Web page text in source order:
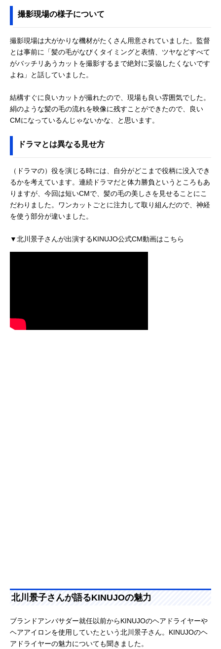
撮影現場の様子について
撮影現場は大がかりな機材がたくさん用意されていました。監督
とは事前に「髪の毛がなびくタイミングと表情、ツヤなどすべて
がバッチリあうカットを撮影するまで絶対に妥協したくないです
よね」と話していました。
結構すぐに良いカットが撮れたので、現場も良い雰囲気でした。
絹のような髪の毛の流れを映像に残すことができたので、良い
CMになっているんじゃないかな、と思います。
ドラマとは異なる見せ方
（ドラマの）役を演じる時には、自分がどこまで役柄に没入でき
るかを考えています。連続ドラマだと体力勝負というところもあ
りますが、今回は短いCMで、髪の毛の美しさを見せることにこ
だわりました。ワンカットごとに注力して取り組んだので、神経
を使う部分が違いました。
▼北川景子さんが出演するKINUJO公式CM動画はこちら
北川景子さんが語るKINUJOの魅力
ブランドアンバサダー就任以前からKINUJOのヘアドライヤーや
ヘアアイロンを使用していたという北川景子さん。KINUJOのヘ
アドライヤーの魅力についても聞きました。